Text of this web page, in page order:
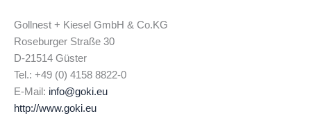
Gollnest + Kiesel GmbH & Co.KG
Roseburger Straße 30
D-21514 Güster
Tel.: +49 (0) 4158 8822-0
E-Mail: info@goki.eu
http://www.goki.eu